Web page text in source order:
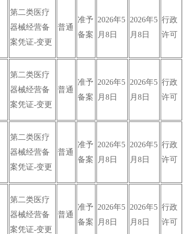
第二类医疗
器械经营备
案凭证-变更
普通
准予
备案
2026年5
月8日
2026年5
月8日
行政
许可
第二类医疗
器械经营备
案凭证-变更
普通
准予
备案
2026年5
月8日
2026年5
月8日
行政
许可
第二类医疗
器械经营备
案凭证-变更
普通
准予
备案
2026年5
月8日
2026年5
月8日
行政
许可
第二类医疗
器械经营备
案凭证-变更
普通
准予
备案
2026年5
月8日
2026年5
月8日
行政
许可